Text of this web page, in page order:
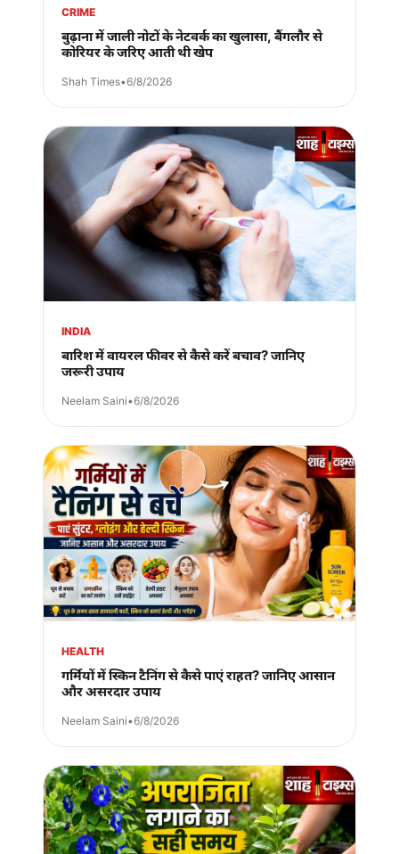
CRIME
बुढ़ाना में जाली नोटों के नेटवर्क का खुलासा, बैंगलौर से
कोरियर के जरिए आती थी खेप
Shah Times•6/8/2026
INDIA
बारिश में वायरल फीवर से कैसे करें बचाव? जानिए
जरूरी उपाय
Neelam Saini•6/8/2026
HEALTH
गर्मियों में स्किन टैनिंग से कैसे पाएं राहत? जानिए आसान
और असरदार उपाय
Neelam Saini•6/8/2026